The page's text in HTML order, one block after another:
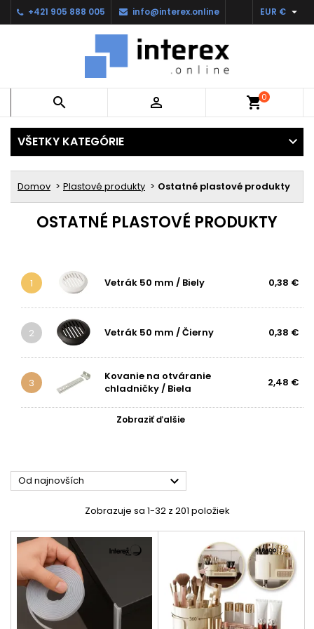
+421 905 888 005 info@interex.online EUR € 
  shopping_cart0
VŠETKY KATEGÓRIE
Domov Plastové produkty Ostatné plastové produkty
OSTATNÉ PLASTOVÉ PRODUKTY
1 Vetrák 50 mm / Biely 0,38 €
2 Vetrák 50 mm / Čierny 0,38 €
3
Kovanie na otváranie
chladničky / Biela
2,48 €
Zobraziť ďalšie
Od najnovších 
Zobrazuje sa 1-32 z 201 položiek